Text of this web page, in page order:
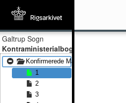
Galtrup Sogn
Kontraministerialbog
Konfirmerede Mænd 1854 -
1
2
3